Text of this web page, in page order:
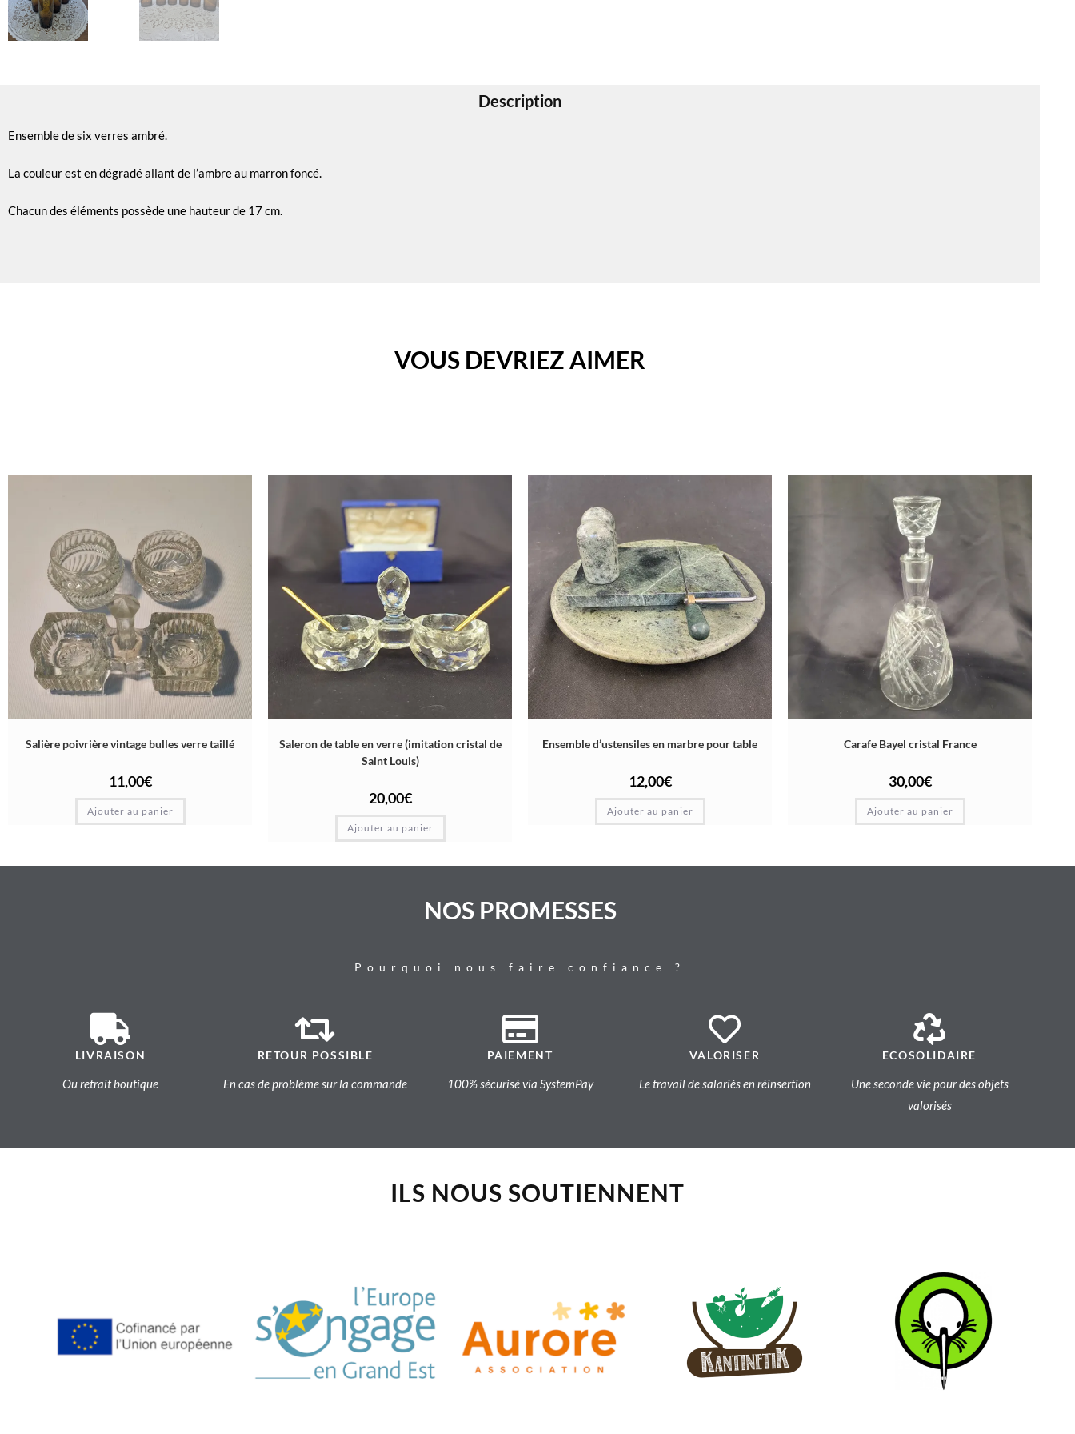
Description
Ensemble de six verres ambré.
La couleur est en dégradé allant de l’ambre au marron foncé.
Chacun des éléments possède une hauteur de 17 cm.
VOUS DEVRIEZ AIMER
Salière poivrière vintage bulles verre taillé
11,00€
Ajouter au panier
Saleron de table en verre (imitation cristal de
Saint Louis)
20,00€
Ajouter au panier
Ensemble d’ustensiles en marbre pour table
12,00€
Ajouter au panier
Carafe Bayel cristal France
30,00€
Ajouter au panier
NOS PROMESSES
Pourquoi nous faire confiance ?
LIVRAISON
Ou retrait boutique
RETOUR POSSIBLE
En cas de problème sur la commande
PAIEMENT
100% sécurisé via SystemPay
VALORISER
Le travail de salariés en réinsertion
ECOSOLIDAIRE
Une seconde vie pour des objets
valorisés
ILS NOUS SOUTIENNENT